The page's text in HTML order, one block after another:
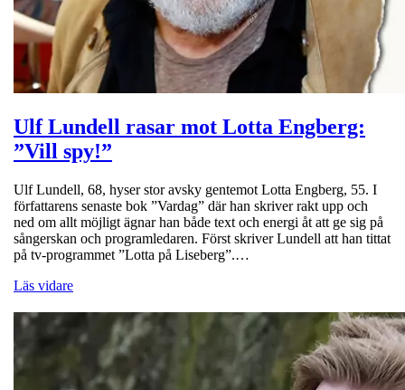
Ulf Lundell rasar mot Lotta Engberg:
”Vill spy!”
Ulf Lundell, 68, hyser stor avsky gentemot Lotta Engberg, 55. I
författarens senaste bok ”Vardag” där han skriver rakt upp och
ned om allt möjligt ägnar han både text och energi åt att ge sig på
sångerskan och programledaren. Först skriver Lundell att han tittat
på tv-programmet ”Lotta på Liseberg”.…
Läs vidare